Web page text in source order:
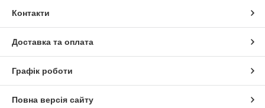
Контакти
Доставка та оплата
Графік роботи
Повна версія сайту